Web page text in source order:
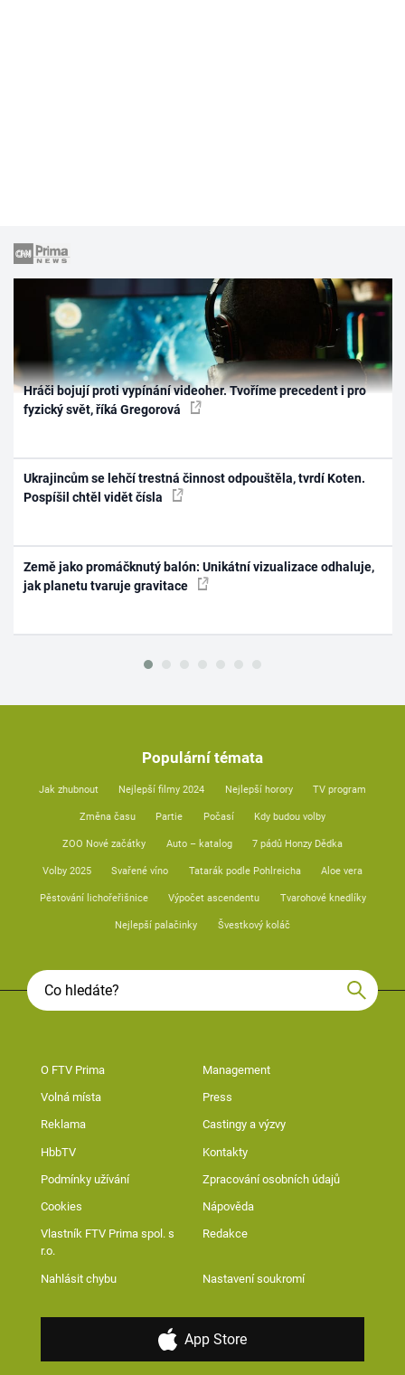
Hráči bojují proti vypínání videoher. Tvoříme precedent i pro
fyzický svět, říká Gregorová
Ukrajincům se lehčí trestná činnost odpouštěla, tvrdí Koten.
Pospíšil chtěl vidět čísla
Země jako promáčknutý balón: Unikátní vizualizace odhaluje,
jak planetu tvaruje gravitace
Populární témata
Jak zhubnout Nejlepší filmy 2024 Nejlepší horory TV program
Změna času Partie Počasí Kdy budou volby
ZOO Nové začátky Auto – katalog 7 pádů Honzy Dědka
Volby 2025 Svařené víno Tatarák podle Pohlreicha Aloe vera
Pěstování lichořeřišnice Výpočet ascendentu Tvarohové knedlíky
Nejlepší palačinky Švestkový koláč
O FTV Prima Management
Volná místa Press
Reklama Castingy a výzvy
HbbTV Kontakty
Podmínky užívání Zpracování osobních údajů
Cookies Nápověda
Vlastník FTV Prima spol. s
r.o.
Redakce
Nahlásit chybu Nastavení soukromí
App Store